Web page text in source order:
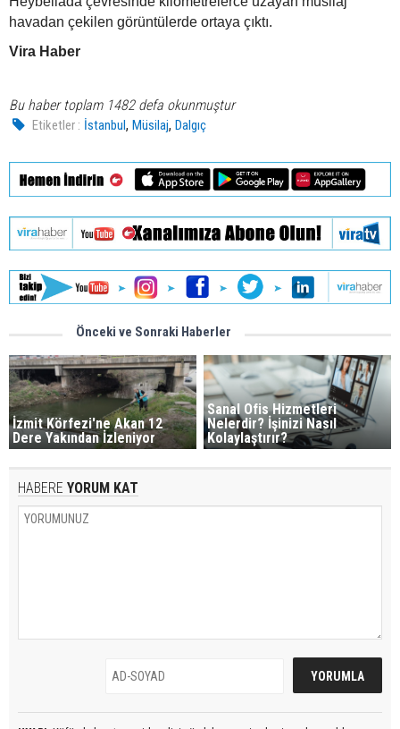
havadan çekilen görüntülerde ortaya çıktı.
Vira Haber
Bu haber toplam 1482 defa okunmuştur
Etiketler : İstanbul,Müsilaj,Dalgıç
Önceki ve Sonraki Haberler
İzmit Körfezi'ne Akan 12
Dere Yakından İzleniyor
Sanal Ofis Hizmetleri
Nelerdir? İşinizi Nasıl
Kolaylaştırır?
HABERE YORUM KAT